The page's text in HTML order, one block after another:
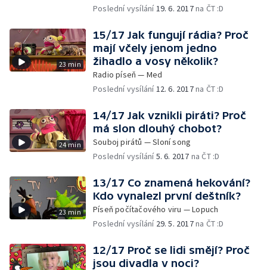
Poslední vysílání19. 6. 2017na ČT :D
23 min
15/17 Jak fungují rádia? Proč
mají včely jenom jedno
žihadlo a vosy několik?
Radio píseň — Med
Poslední vysílání12. 6. 2017na ČT :D
24 min
14/17 Jak vznikli piráti? Proč
má slon dlouhý chobot?
Souboj pirátů — Sloní song
Poslední vysílání5. 6. 2017 na ČT :D
23 min
13/17 Co znamená hekování?
Kdo vynalezl první deštník?
Píseň počítačového viru — Lopuch
Poslední vysílání 29. 5. 2017na ČT :D
12/17 Proč se lidi smějí? Proč
jsou divadla v noci?